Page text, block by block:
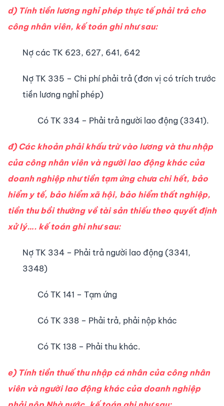
d) Tính tiền lương nghỉ phép thực tế phải trả cho
công nhân viên, kế toán ghi như sau:
Nợ các TK 623, 627, 641, 642
Nợ TK 335 – Chi phí phải trả (đơn vị có trích trước
tiền lương nghỉ phép)
Có TK 334 – Phải trả người lao động (3341).
đ) Các khoản phải khấu trừ vào lương và thu nhập
của công nhân viên và người lao động khác của
doanh nghiệp như tiền tạm ứng chưa chi hết, bảo
hiểm y tế, bảo hiểm xã hội, bảo hiểm thất nghiệp,
tiền thu bồi thường về tài sản thiếu theo quyết định
xử lý…. kế toán ghi như sau:
Nợ TK 334 – Phải trả người lao động (3341,
3348)
Có TK 141 – Tạm ứng
Có TK 338 – Phải trả, phải nộp khác
Có TK 138 – Phải thu khác.
e) Tính tiền thuế thu nhập cá nhân của công nhân
viên và người lao động khác của doanh nghiệp